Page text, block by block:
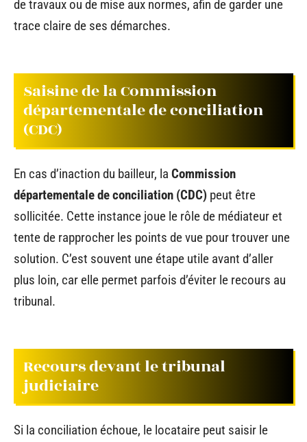
de travaux ou de mise aux normes, afin de garder une
trace claire de ses démarches.
Saisine de la Commission
départementale de conciliation
(CDC)
En cas d’inaction du bailleur, la Commission
départementale de conciliation (CDC) peut être
sollicitée. Cette instance joue le rôle de médiateur et
tente de rapprocher les points de vue pour trouver une
solution. C’est souvent une étape utile avant d’aller
plus loin, car elle permet parfois d’éviter le recours au
tribunal.
Recours devant le tribunal
judiciaire
Si la conciliation échoue, le locataire peut saisir le